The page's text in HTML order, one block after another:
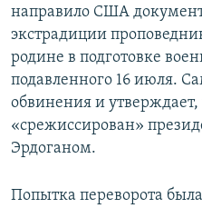
направило США
экстрадиции
родине в подготовке
подавленного 16 июля.
обвинения и утверждает,
«срежиссирован»
Эрдоганом.
Попытка переворота